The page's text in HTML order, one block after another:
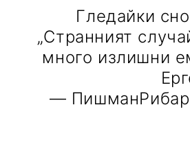
Гледайки
„Странният
много излишни
—